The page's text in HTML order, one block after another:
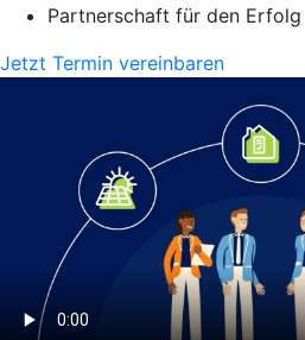
Partnerschaft für den Erfolg
Jetzt Termin vereinbaren